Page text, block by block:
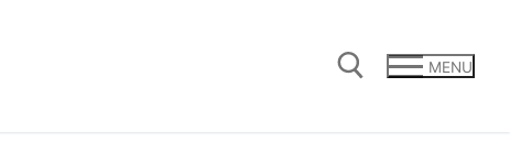
MENU